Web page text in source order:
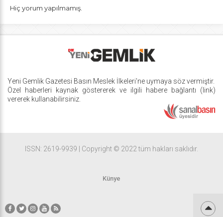
Hiç yorum yapılmamış.
Yeni Gemlik Gazetesi Basın Meslek İlkeleri'ne uymaya söz vermiştir.
Özel haberleri kaynak göstererek ve ilgili habere bağlantı (link)
vererek kullanabilirsiniz.
ISSN: 2619-9939 | Copyright © 2022 tüm hakları saklıdır.
Künye